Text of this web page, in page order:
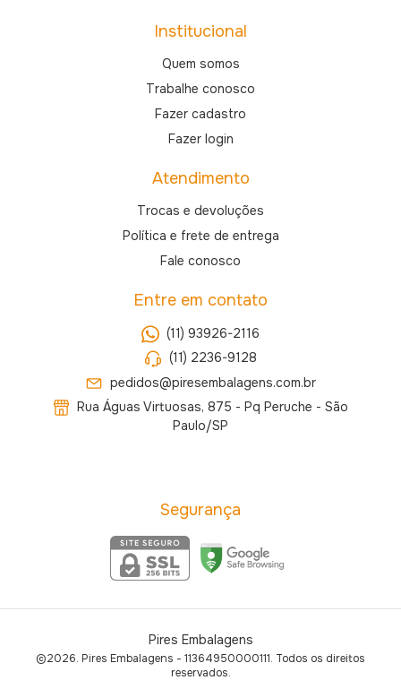
Institucional
Quem somos
Trabalhe conosco
Fazer cadastro
Fazer login
Atendimento
Trocas e devoluções
Política e frete de entrega
Fale conosco
Entre em contato
(11) 93926-2116
(11) 2236-9128
pedidos@piresembalagens.com.br
Rua Águas Virtuosas, 875 - Pq Peruche - São
Paulo/SP
Segurança
Pires Embalagens
©2026. Pires Embalagens - 11364950000111. Todos os direitos
reservados.